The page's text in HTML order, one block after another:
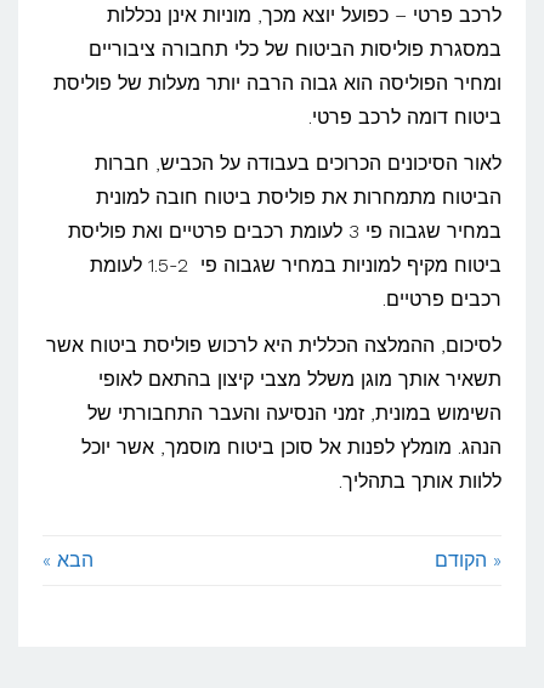
לרכב פרטי – כפועל יוצא מכך, מוניות אינן נכללות
במסגרת פוליסות הביטוח של כלי תחבורה ציבוריים
ומחיר הפוליסה הוא גבוה הרבה יותר מעלות של פוליסת
ביטוח דומה לרכב פרטי.
לאור הסיכונים הכרוכים בעבודה על הכביש, חברות
הביטוח מתמחרות את פוליסת ביטוח חובה למונית
במחיר שגבוה פי 3 לעומת רכבים פרטיים ואת פוליסת
ביטוח מקיף למוניות במחיר שגבוה פי 1.5-2 לעומת
רכבים פרטיים.
לסיכום, ההמלצה הכללית היא לרכוש פוליסת ביטוח אשר
תשאיר אותך מוגן משלל מצבי קיצון בהתאם לאופי
השימוש במונית, זמני הנסיעה והעבר התחבורתי של
הנהג. מומלץ לפנות אל סוכן ביטוח מוסמך, אשר יוכל
ללוות אותך בתהליך.
« הקודם הבא »